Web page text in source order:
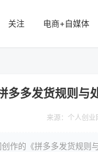
关注 电商+自媒体
多多发货规则与
来源： 个人创业
作的《拼多多发货规则